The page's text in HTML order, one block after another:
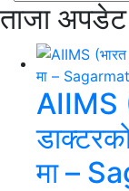
ताजा अपडेट
AIIMS
मा –